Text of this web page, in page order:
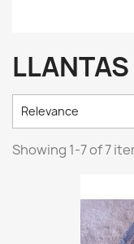
LLANTAS
Relevance
Showing 1-7 of 7